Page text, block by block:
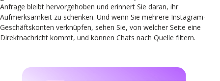
Anfrage bleibt hervorgehoben und erinnert Sie daran, ihr
Aufmerksamkeit zu schenken. Und wenn Sie mehrere Instagram-
Geschäftskonten verknüpfen, sehen Sie, von welcher Seite eine
Direktnachricht kommt, und können Chats nach Quelle filtern.